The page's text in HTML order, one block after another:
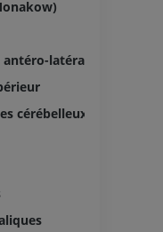
latéral
cérébelleux supérieurs
supérieur